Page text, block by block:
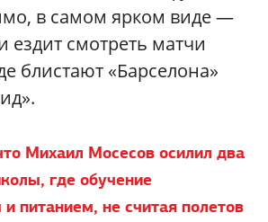
в самом ярком виде —
ездит смотреть матчи
блистают «Барселона»
Михаил Мосесов осилил два
где обучение
питанием, не считая полетов